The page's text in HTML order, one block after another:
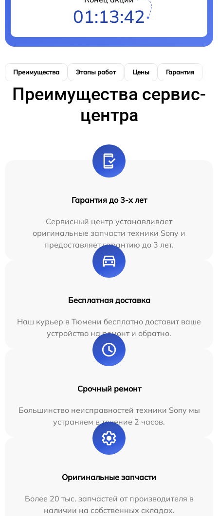
01:13:40
Преимущества Этапы работ Цены Гарантия
Преимущества сервис-
центра
Гарантия до 3-х лет
Сервисный центр устанавливает
оригинальные запчасти техники Sony и
предоставляет гарантию до 3 лет.
Бесплатная доставка
Наш курьер в Тюмени бесплатно доставит ваше
устройство на ремонт и обратно.
Срочный ремонт
Большинство неисправностей техники Sony мы
устраняем в течение 2 часов.
Оригинальные запчасти
Более 20 тыс. запчастей от производителя в
наличии на собственных складах.